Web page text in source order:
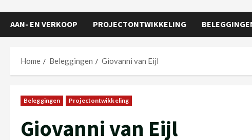
AAN- EN VERKOOP PROJECTONTWIKKELING
Home Beleggingen Giovanni van Eijl
Beleggingen Projectontwikkeling
Giovanni van Eijl